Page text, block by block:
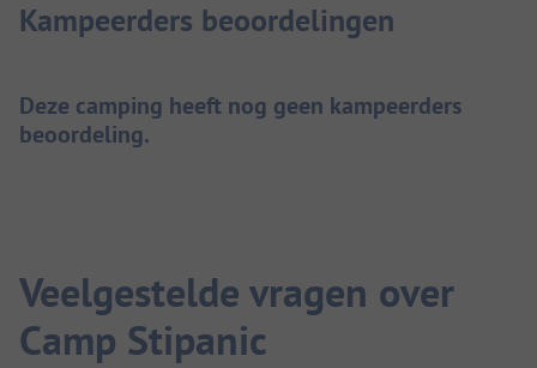
Kampeerders beoordelingen
Deze camping heeft nog geen kampeerders
beoordeling.
Veelgestelde vragen over
Camp Stipanic